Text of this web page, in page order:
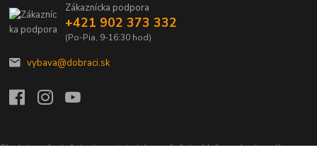
Zákaznícka podpora
+421 902 373 332
(Po-Pia, 9-16:30 hod)
vybava@dobraci.sk
Sledujte nás, inšpirujte ostatných a zdieľajte Vašu radosť z nákupu a